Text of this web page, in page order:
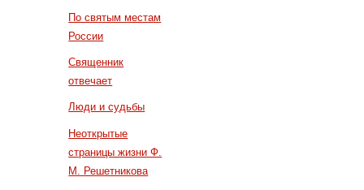
По святым местам
России
Священник
отвечает
Люди и судьбы
Неоткрытые
страницы жизни Ф.
М. Решетникова